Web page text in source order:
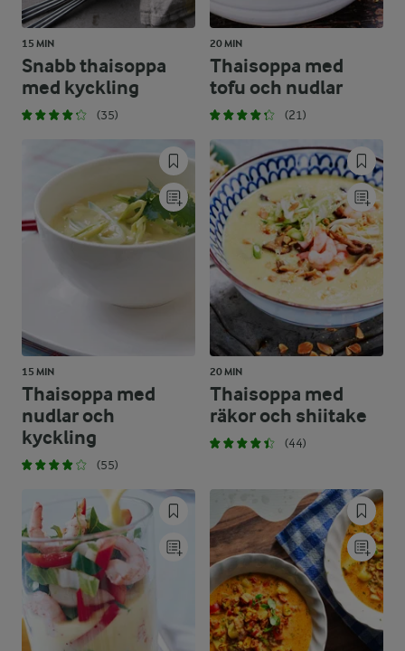
15 MIN
Snabb thaisoppa
med kyckling
(35)
20 MIN
Thaisoppa med
tofu och nudlar
(21)
15 MIN
Thaisoppa med
nudlar och
kyckling
(55)
20 MIN
Thaisoppa med
räkor och shiitake
(44)